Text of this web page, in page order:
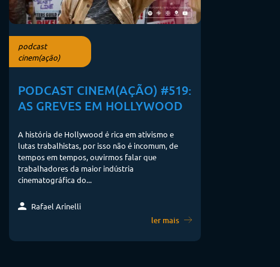
podcast
cinem(ação)
PODCAST CINEM(AÇÃO) #519:
AS GREVES EM HOLLYWOOD
A história de Hollywood é rica em ativismo e
lutas trabalhistas, por isso não é incomum, de
tempos em tempos, ouvirmos falar que
trabalhadores da maior indústria
cinematográfica do...
Rafael Arinelli
ler mais